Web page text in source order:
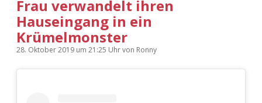
Frau verwandelt ihren
Hauseingang in ein
Krümelmonster
28. Oktober 2019 um 21:25 Uhrvon Ronny